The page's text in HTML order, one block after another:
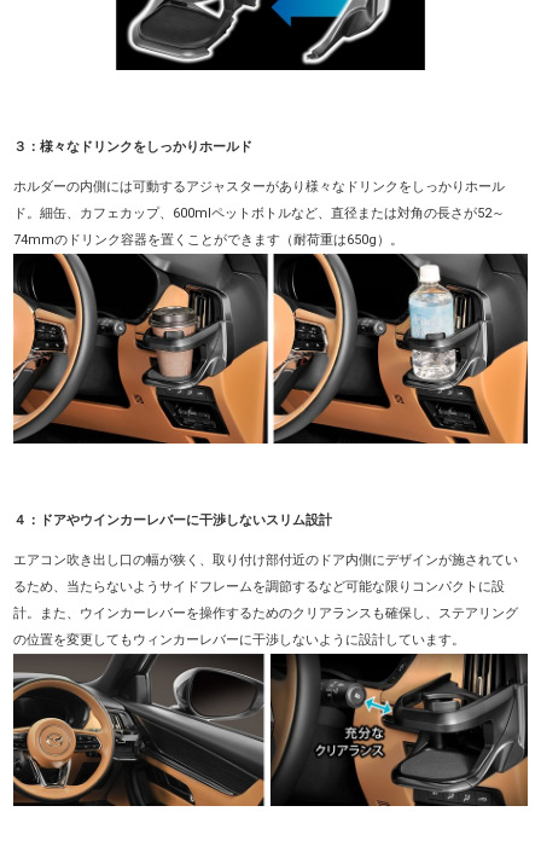
３：様々なドリンクをしっかりホールド
ホルダーの内側には可動するアジャスターがあり様々なドリンクをしっかりホール
ド。細缶、カフェカップ、600mlペットボトルなど、直径または対角の長さが52～
74mmのドリンク容器を置くことができます（耐荷重は650g）。
４：ドアやウインカーレバーに干渉しないスリム設計
エアコン吹き出し口の幅が狭く、取り付け部付近のドア内側にデザインが施されてい
るため、当たらないようサイドフレームを調節するなど可能な限りコンパクトに設
計。また、ウインカーレバーを操作するためのクリアランスも確保し、ステアリング
の位置を変更してもウィンカーレバーに干渉しないように設計しています。